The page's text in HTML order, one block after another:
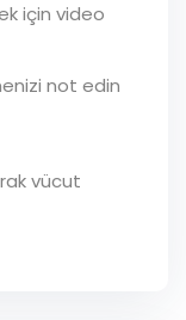
için video
not edin
vücut